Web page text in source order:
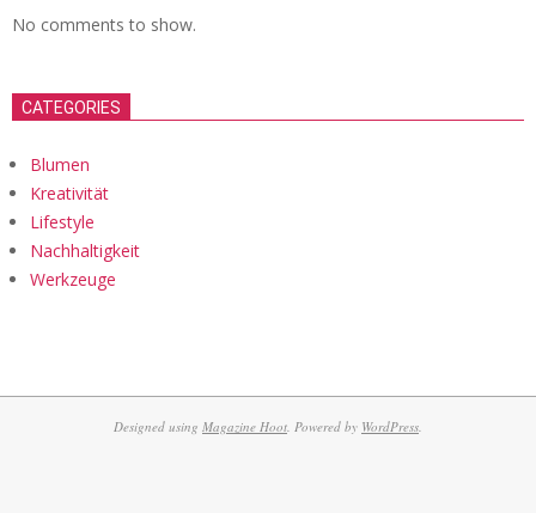
No comments to show.
CATEGORIES
Blumen
Kreativität
Lifestyle
Nachhaltigkeit
Werkzeuge
Designed using Magazine Hoot. Powered by WordPress.